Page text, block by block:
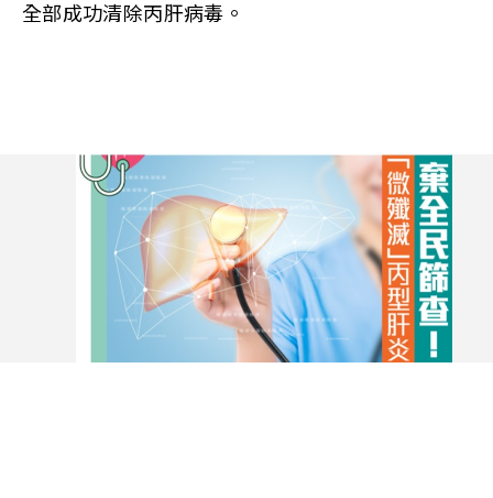
全部成功清除丙肝病毒。